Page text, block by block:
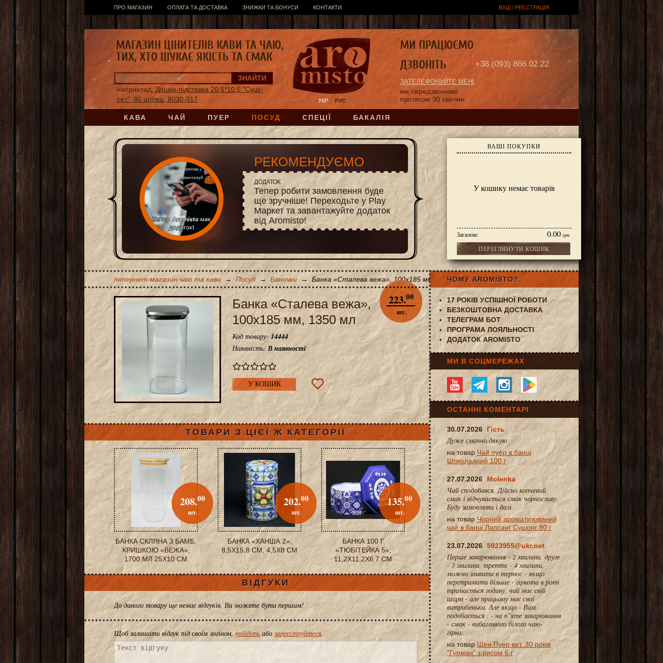
ПРО МАГАЗИН ОПЛАТА ТА ДОСТАВКА ЗНИЖКИ ТА БОНУСИ КОНТАКТИ ВХІД / РЕЄСТРАЦІЯ
КАВА ЧАЙ ПУЕР ПОСУД СПЕЦІЇ БАКАЛІЯ
УКР РУС
наприклад, Дошка-підставка 20,5*10,5 "Суші-
сет", 80 шт/ящ, 8030-317
ВАШІ ПОКУПКИ
У кошику немає товарів
Загалом: 0.00 грн.
ПЕРЕГЛЯНУТИ КОШИК
+38 (093) 866 02 22
ЗАТЕЛЕФОНУЙТЕ МЕНІ
ми передзвонимо
протягом 30 хвилин
МАГАЗИН ЦІНИТЕЛІВ КАВИ ТА ЧАЮ,
ТИХ, ХТО ШУКАЄ ЯКІСТЬ ТА СМАК
МИ ПРАЦЮЄМО
ДЗВОНІТЬ
РЕКОМЕНДУЄМО
ДОДАТОК
Тепер робити замовлення буде
ще зручніше! Переходьте у Play
Маркет та завантажуйте додаток
від Aromisto!
Інтернет-магазин чаю та кави → Посуд → Баночки → Банка «Сталева вежа», 100x185 мм, 1350 мл
Банка «Сталева вежа»,
100x185 мм, 1350 мл
223.00
шт.
Код товару:14444
Наявність: В наявності
У КОШИК
ТОВАРИ З ЦІЄЇ Ж КАТЕГОРІЇ
БАНКА СКЛЯНА З БАМБ.
КРИШКОЮ «ВЕЖА»,
1700 МЛ 25X10 СМ
208.00
шт.
БАНКА «ХАНША 2»,
8,5X15,8 СМ, 4,5X8 СМ
202.00
шт.
БАНКА 100 Г
«ТЮБІТЕЙКА 5»,
11,2X11,2X6,7 СМ
135.00
шт.
ВІДГУКИ
До даного товару ще немає відгуків. Ви можете бути першим!
Щоб залишити відгук під своїм логіном,увійдіть або зареєструйтеся.
ЧОМУ AROMISTO?
17 РОКІВ УСПІШНОЇ РОБОТИ
БЕЗКОШТОВНА ДОСТАВКА
ТЕЛЕГРАМ БОТ
ПРОГРАМА ЛОЯЛЬНОСТІ
ДОДАТОК AROMISTO
МИ В СОЦМЕРЕЖАХ
ОСТАННІ КОМЕНТАРІ
30.07.2026 Гість
Дуже смачно.дякую
на товар Чай пуер в банці
Шоколадний 100 г
27.07.2026 Molenka
Чай сподобався. Дійсно копчений
смак і відчувається смак чорносливу.
Буду замовляти і далі.
на товар Чорний ароматизований
чай в банці Лапсанг Сушонг 80 г
23.07.2026 5923955@ukr.net
Перше заварювання - 2 хвилини, друге
- 3 хвилини, треттє - 4 хвилини,
можно зливати в термос - якщо
перетримати більше - гіркота в роті
тримається годину, чай має свій
шарм - але прицьому має свої
витрибеньки. Але якщо - Вам
подобається . - на п"яте заварювання
- смак - вибагливого білого чаю-
гірко...
на товар Шен Пуер вит. 30 років
"Гурман" з рисом 6 г